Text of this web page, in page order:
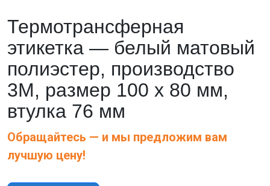
Термотрансферная
этикетка — белый матовый
полиэстер, производство
3М, размер 100 x 80 мм,
втулка 76 мм
Обращайтесь — и мы предложим вам
лучшую цену!